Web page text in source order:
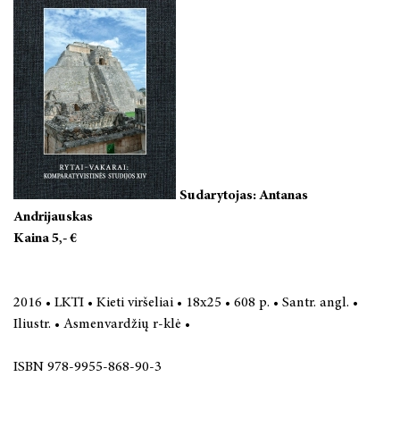
Sudarytojas: Antanas
Andrijauskas
Kaina 5,- €
2016 • LKTI • Kieti viršeliai • 18x25 • 608 p. • Santr. angl. •
Iliustr. • Asmenvardžių r-klė •
ISBN 978-9955-868-90-3